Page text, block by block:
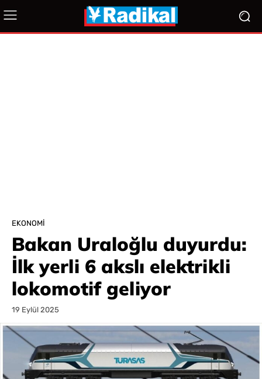
EKONOMI
Bakan Uraloğlu duyurdu:
İlk yerli 6 akslı elektrikli
lokomotif geliyor
19 Eylül 2025